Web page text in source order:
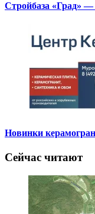
Стройбаза «Град» —
Новинки
Сейчас читают